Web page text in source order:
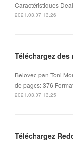
Caractéristiques
2021.03.07 13:26
Beloved pan Toni
de pages: 376
2021.03.07 13:25
Téléchargez